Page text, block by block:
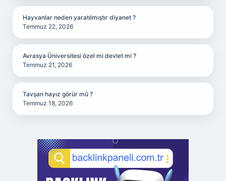
Hayvanlar neden yaratılmıştır diyanet ?
Temmuz 22, 2026
Avrasya Üniversitesi özel mi devlet mi ?
Temmuz 21, 2026
Tavşan hayız görür mü ?
Temmuz 18, 2026